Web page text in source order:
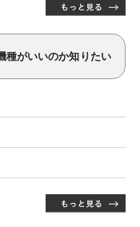
種がいいのか知りたい